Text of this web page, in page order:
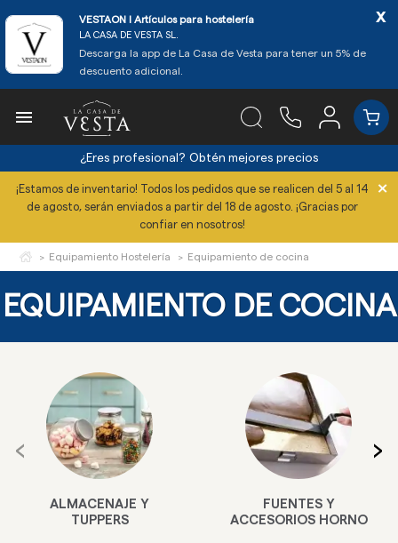
VESTAON l Artículos para hostelería
LA CASA DE VESTA SL.
Descarga la app de La Casa de Vesta para tener un 5% de
descuento adicional.
x

¿Eres profesional? Obtén mejores precios
¡Estamos de inventario! Todos los pedidos que se realicen del 5 al 14
de agosto, serán enviados a partir del 18 de agosto. ¡Gracias por
confiar en nosotros!
×
Equipamiento Hostelería Equipamiento de cocina
EQUIPAMIENTO DE COCINA
FUENTES Y
ACCESORIOS HORNO
OLLAS
‹ ›